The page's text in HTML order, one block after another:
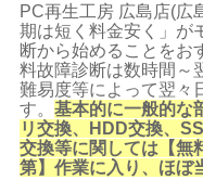
PC再生工房 広島店(広
期は短く料金安く」が
断から始めることをお
料故障診断は数時間～
難易度等によって翌々
す。基本的に一般的な
リ交換、HDD交換、
交換等に関しては【無
第】作業に入り、ほぼ